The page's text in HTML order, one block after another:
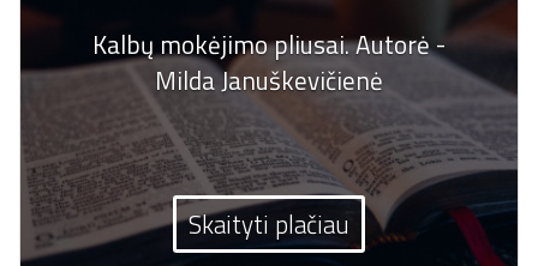
Kalbų mokėjimo pliusai. Autorė -
Milda Januškevičienė
Skaityti plačiau